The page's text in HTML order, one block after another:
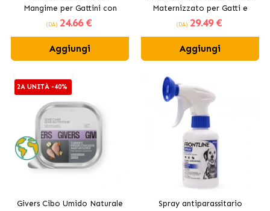
Mangime per Gattini con
Pollo
(DA) 24.66 €
Aggiungi
Maternizzato per Gatti e
Furetti
(DA) 29.49 €
Aggiungi
2A UNITÀ -40%
Givers Cibo Umido Naturale
Spray antiparassitario